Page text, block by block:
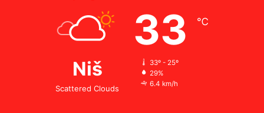
Niš
Scattered Clouds
33 ℃
33º - 25º
29%
6.4 km/h